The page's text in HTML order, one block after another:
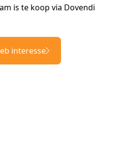
is te koop via Dovendi
interesse